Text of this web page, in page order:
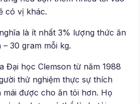
có vị khác.
là ít nhất 3% lượng thức ăn
30 gram mỗi kg.
Đại học Clemson từ năm 1988
thử nghiệm thực sự thích
mái được cho ăn tỏi hơn. Họ